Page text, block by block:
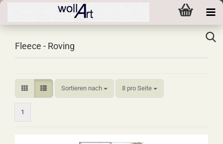
Fleece - Roving
Sortieren nach
Sortieren nach 8 pro Seite
pro Seite
1